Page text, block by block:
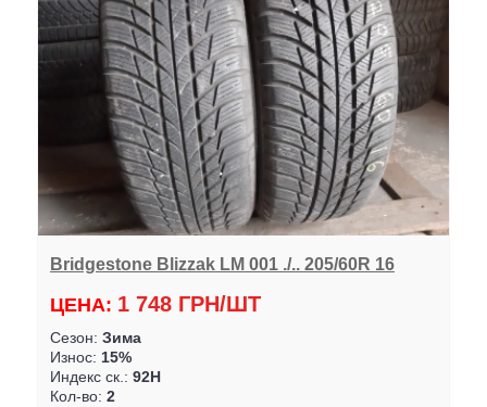
Bridgestone Blizzak LM 001 ./.. 205/60R 16
ЦЕНА: 1 748 ГРН/ШТ
Сезон: Зима
Износ: 15%
Индекс ск.: 92H
Кол-во: 2